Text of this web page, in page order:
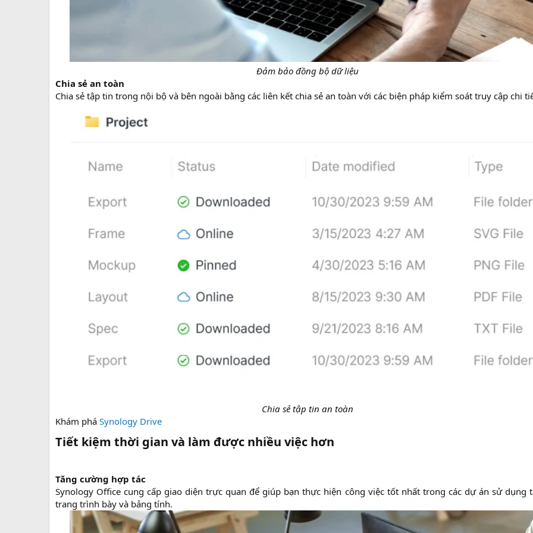
Đảm bảo đồng bộ dữ liệu
Chia sẻ an toàn
Chia sẻ tập tin trong nội bộ và bên ngoài bằng các liên kết chia sẻ an toàn với các biện pháp kiểm soát truy cập chi
Chia sẻ tập tin an toàn
Khám phá Synology Drive
Tiết kiệm thời gian và làm được nhiều việc hơn
Tăng cường hợp tác
Synology Office cung cấp giao diện trực quan để giúp bạn thực hiện công việc tốt nhất trong các dự án sử dụng
trang trình bày và bảng tính.​